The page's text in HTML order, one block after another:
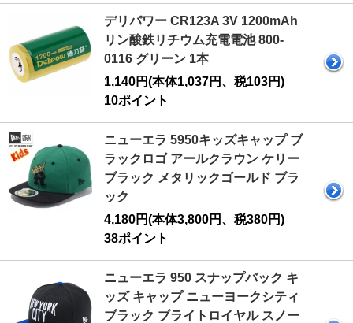
デリパワー CR123A 3V 1200mAh
リン酸鉄リチウム充電電池 800-
0116 グリーン 1本
1,140円(本体1,037円、税103円)
10ポイント
ニューエラ 5950キッズキャップ ブ
ラックロゴ アールクラウン ケリー
ブラック メタリックゴールド ブラ
ック
4,180円(本体3,800円、税380円)
38ポイント
ニューエラ 950 スナップバック キ
ッズ キャップ ニューヨークシティ
ブラック ブライトロイヤル スノー